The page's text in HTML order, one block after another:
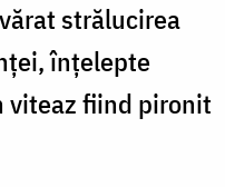
strălucirea
înţelepte
viteaz fiind pi­ronit